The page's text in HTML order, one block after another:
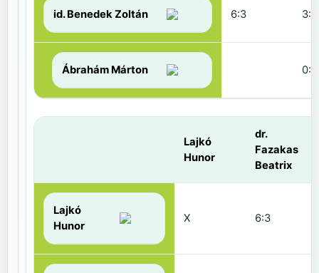
id. Benedek Zoltán 6:3 3:6
Ábrahám Márton 0:6
Lajkó
Hunor
dr.
Fazakas
Beatrix
Lajkó
Hunor
X 6:3